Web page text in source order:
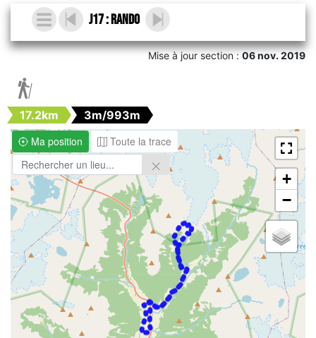
J17 : rando
Mise à jour section :06 nov. 2019

17.2km
3m/993m
Ma position
Toute la trace
+
−